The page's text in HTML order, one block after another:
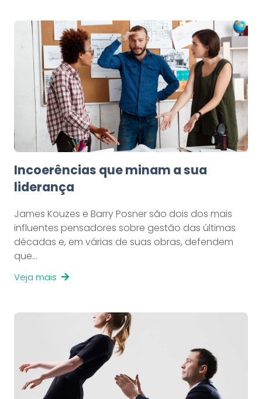
Incoerências que minam a sua
liderança
James Kouzes e Barry Posner são dois dos mais
influentes pensadores sobre gestão das últimas
décadas e, em várias de suas obras, defendem
que…
Veja mais